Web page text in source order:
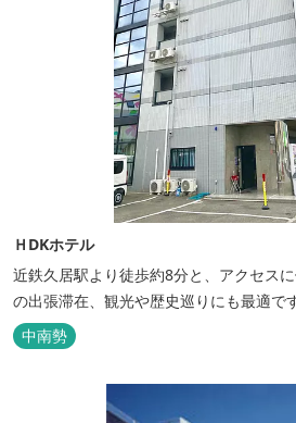
ＨDKホテル
近鉄久居駅より徒歩約8分と、アクセス
の出張滞在、観光や歴史巡りにも最適です
中南勢